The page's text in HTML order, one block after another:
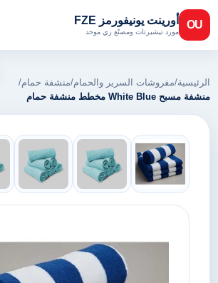
OU أورينت يونيفورمز FZE
مورد تيشيرتات ومصنّع زي موحد
الرئيسية/مفروشات السرير والحمام/منشفة حمام/
منشفة مسبح White Blue مخطط منشفة حمام